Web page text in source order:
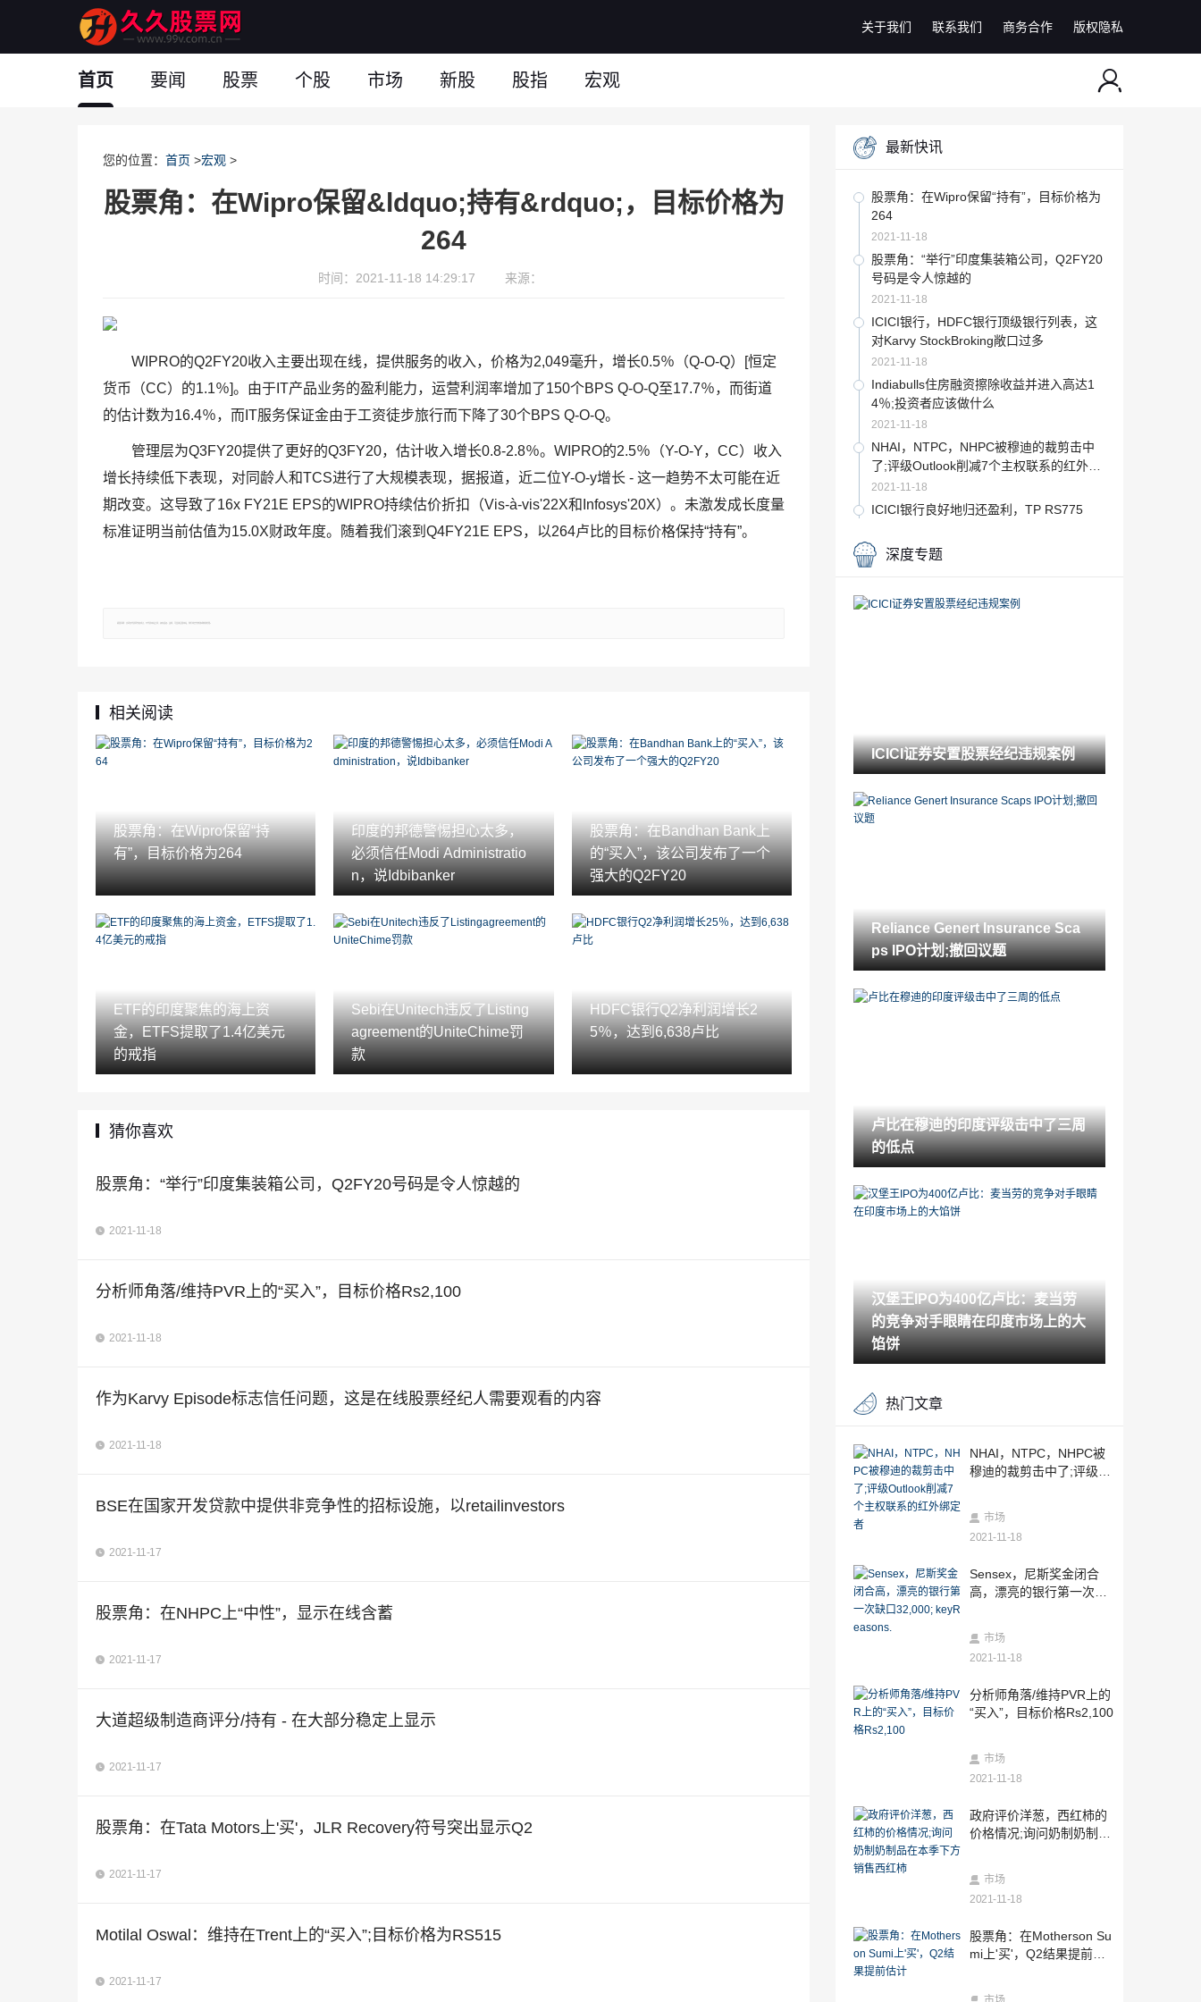
关于我们 联系我们 商务合作 版权隐私
首页 要闻 股票 个股 市场 新股 股指 宏观
您的位置： 首页 >宏观 >
股票角：在Wipro保留&ldquo;持有&rdquo;，目标价格为
264
时间：2021-11-18 14:29:17 来源：
WIPRO的Q2FY20收入主要出现在线，提供服务的收入，价格为2,049毫升，增长0.5％（Q-O-Q）[恒定
货币（CC）的1.1％]。由于IT产品业务的盈利能力，运营利润率增加了150个BPS Q-O-Q至17.7％，而街道
的估计数为16.4％，而IT服务保证金由于工资徒步旅行而下降了30个BPS Q-O-Q。
管理层为Q3FY20提供了更好的Q3FY20，估计收入增长0.8-2.8％。WIPRO的2.5％（Y-O-Y，CC）收入
增长持续低下表现，对同龄人和TCS进行了大规模表现，据报道，近二位Y-O-y增长 - 这一趋势不太可能在近
期改变。这导致了16x FY21E EPS的WIPRO持续估价折扣（Vis-à-vis'22X和Infosys'20X）。未激发成长度量
标准证明当前估值为15.0X财政年度。随着我们滚到Q4FY21E EPS，以264卢比的目标价格保持“持有”。
郑重声明：文章仅代表原作者观点，不代表本站立场；如有侵权、违规，可直接反馈本站，我们将会作修改或删除处理。
相关阅读
股票角：在Wipro保留“持
有”，目标价格为264
印度的邦德警惕担心太多，
必须信任Modi Administratio
n，说Idbibanker
股票角：在Bandhan Bank上
的“买入”，该公司发布了一个
强大的Q2FY20
ETF的印度聚焦的海上资
金，ETFS提取了1.4亿美元
的戒指
Sebi在Unitech违反了Listing
agreement的UniteChime罚
款
HDFC银行Q2净利润增长2
5％，达到6,638卢比
猜你喜欢
股票角：“举行”印度集装箱公司，Q2FY20号码是令人惊越的
2021-11-18
分析师角落/维持PVR上的“买入”，目标价格Rs2,100
2021-11-18
作为Karvy Episode标志信任问题，这是在线股票经纪人需要观看的内容
2021-11-18
BSE在国家开发贷款中提供非竞争性的招标设施，以retailinvestors
2021-11-17
股票角：在NHPC上“中性”，显示在线含蓄
2021-11-17
大道超级制造商评分/持有 - 在大部分稳定上显示
2021-11-17
股票角：在Tata Motors上'买'，JLR Recovery符号突出显示Q2
2021-11-17
Motilal Oswal：维持在Trent上的“买入”;目标价格为RS515
2021-11-17
最新快讯
股票角：在Wipro保留“持有”，目标价格为
264
2021-11-18
股票角：“举行”印度集装箱公司，Q2FY20
号码是令人惊越的
2021-11-18
ICICI银行，HDFC银行顶级银行列表，这
对Karvy StockBroking敞口过多
2021-11-18
Indiabulls住房融资擦除收益并进入高达1
4％;投资者应该做什么
2021-11-18
NHAI，NTPC，NHPC被穆迪的裁剪击中
了;评级Outlook削减7个主权联系的红外绑
定者
2021-11-18
ICICI银行良好地归还盈利，TP RS775
2021-11-18
2021-11-18
2021-11-18
Sensex，漂亮的终点下降，是银行下降
4％; keyReasons.
2021-11-18
股票角：'超重'在dlf; RS269的新目标价格
2021-11-18
ICRA下调Bajaj电气的债务案
2021-11-18
Sensex潜水330点，因为穆迪将印度的前
景降低到“消极”
Nitin Gadkari Bitch为Rs 10,000 Crore基
金购买MSMES上市onbourses
2021-11-18
分析师角落/维持PVR上的“买入”，目标价
格Rs2,100
2021-11-18
注的
卢比在穆迪的印度评级击中了三周的低点
2021-11-18
ETF的印度聚焦的海上资金，ETFS提取了
油价高涨潜在的Brexit交易; opec的possibl
ecuts信号
2021-11-18
IRCTC股票现在只有一个月的IPO价格，
铁路PSU出现了Multibager
钢铁部门可能面临铁矿石供应中的短期破
坏，232型地矿业到期：报告
2021-11-18
政府评价洋葱，西红柿的价格情况;询问奶
制奶制品在本季下方销售西红柿
ICICI证券与据称违反股票货币灾难的SEBI
案例
2021-11-18
汉堡王IPO为400亿卢比：麦当劳的竞争对
手眼睛在印度市场上的大馅饼
Sebi在Unitech违反了Listingagreement的
UniteChime罚款
深度专题
ICICI证券安置股票经纪违规案例
Reliance Genert Insurance Sca
ps IPO计划;撤回议题
卢比在穆迪的印度评级击中了三周
的低点
汉堡王IPO为400亿卢比：麦当劳
的竞争对手眼睛在印度市场上的大
馅饼
热门文章
NHAI，NTPC，NHPC被
穆迪的裁剪击中了;评级O
市场
2021-11-18
Sensex，尼斯奖金闭合
高，漂亮的银行第一次缺
市场
2021-11-18
分析师角落/维持PVR上的
“买入”，目标价格Rs2,100
市场
2021-11-18
政府评价洋葱，西红柿的
价格情况;询问奶制奶制品
市场
2021-11-18
股票角：在Motherson Su
mi上'买'，Q2结果提前估